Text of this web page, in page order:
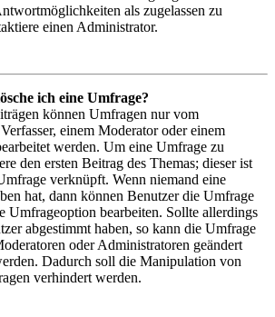
als zugelassen zu
einen Administrator.
ich eine Umfrage?
können Umfragen nur vom
einem Moderator oder einem
werden. Um eine Umfrage zu
den ersten Beitrag des Themas; dieser ist
verknüpft. Wenn niemand eine
hat, dann können Benutzer die Umfrage
Umfrageoption bearbeiten. Sollte allerdings
abgestimmt haben, so kann die Umfrage
oder Administratoren geändert
Dadurch soll die Manipulation von
verhindert werden.